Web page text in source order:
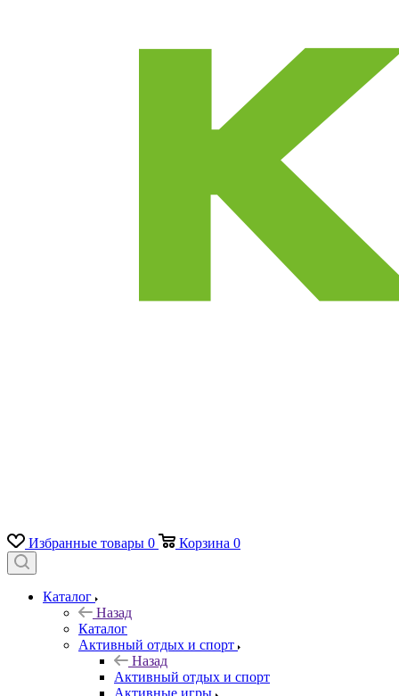
Избранные товары 0 Корзина 0
Каталог
Назад
Каталог
Активный отдых и спорт
Назад
Активный отдых и спорт
Активные игры